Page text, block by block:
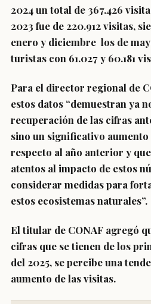
2024 un total de 367.426
2023 fue de 220.912 visitas,
enero y diciembre los de
turistas con 61.027 y 60.181
Para el director regional de
estos datos “demuestran ya
recuperación de las cifras
sino un significativo aumento
respecto al año anterior y
atentos al impacto de estos
considerar medidas para
estos ecosistemas naturales”.
El titular de CONAF agregó
cifras que se tienen de los
del 2025, se percibe una
aumento de las visitas.